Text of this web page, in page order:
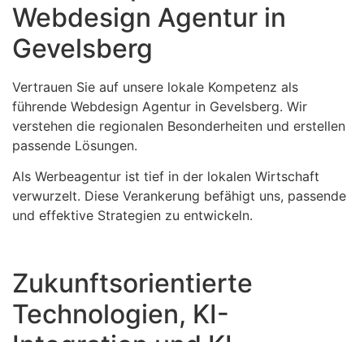
Webdesign Agentur in
Gevelsberg
Vertrauen Sie auf unsere lokale Kompetenz als
führende Webdesign Agentur in Gevelsberg. Wir
verstehen die regionalen Besonderheiten und erstellen
passende Lösungen.
Als Werbeagentur ist tief in der lokalen Wirtschaft
verwurzelt. Diese Verankerung befähigt uns, passende
und effektive Strategien zu entwickeln.
Zukunftsorientierte
Technologien, KI-